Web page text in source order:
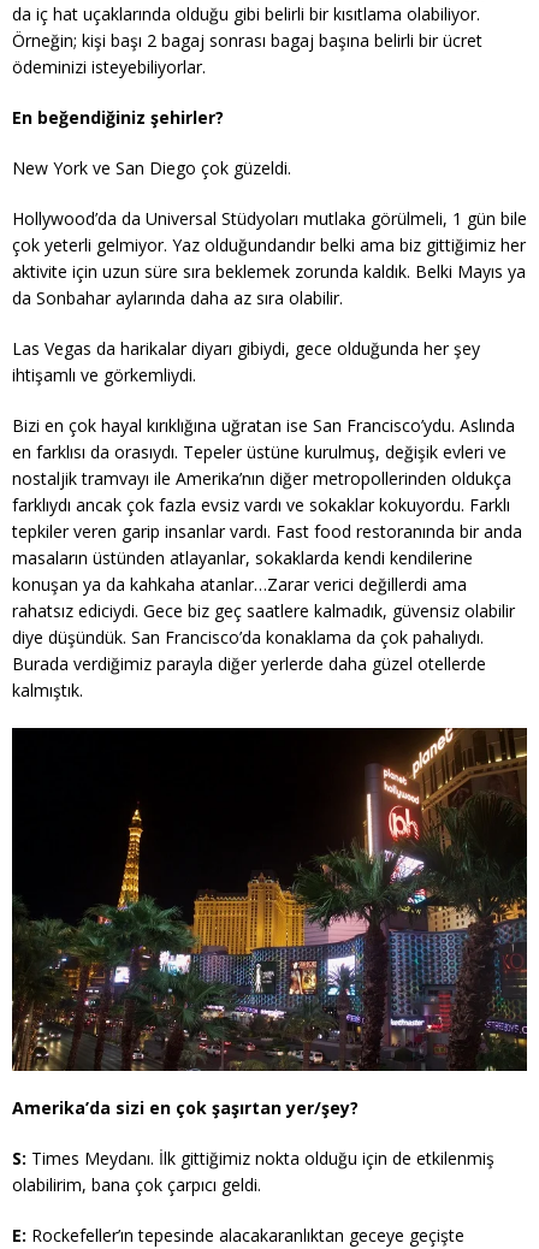
da iç hat uçaklarında olduğu gibi belirli bir kısıtlama olabiliyor.
Örneğin; kişi başı 2 bagaj sonrası bagaj başına belirli bir ücret
ödeminizi isteyebiliyorlar.
En beğendiğiniz şehirler?
New York ve San Diego çok güzeldi.
Hollywood’da da Universal Stüdyoları mutlaka görülmeli, 1 gün bile
çok yeterli gelmiyor. Yaz olduğundandır belki ama biz gittiğimiz her
aktivite için uzun süre sıra beklemek zorunda kaldık. Belki Mayıs ya
da Sonbahar aylarında daha az sıra olabilir.
Las Vegas da harikalar diyarı gibiydi, gece olduğunda her şey
ihtişamlı ve görkemliydi.
Bizi en çok hayal kırıklığına uğratan ise San Francisco’ydu. Aslında
en farklısı da orasıydı. Tepeler üstüne kurulmuş, değişik evleri ve
nostaljik tramvayı ile Amerika’nın diğer metropollerinden oldukça
farklıydı ancak çok fazla evsiz vardı ve sokaklar kokuyordu. Farklı
tepkiler veren garip insanlar vardı. Fast food restoranında bir anda
masaların üstünden atlayanlar, sokaklarda kendi kendilerine
konuşan ya da kahkaha atanlar…Zarar verici değillerdi ama
rahatsız ediciydi. Gece biz geç saatlere kalmadık, güvensiz olabilir
diye düşündük. San Francisco’da konaklama da çok pahalıydı.
Burada verdiğimiz parayla diğer yerlerde daha güzel otellerde
kalmıştık.
Amerika’da sizi en çok şaşırtan yer/şey?
S: Times Meydanı. İlk gittiğimiz nokta olduğu için de etkilenmiş
olabilirim, bana çok çarpıcı geldi.
E: Rockefeller’ın tepesinde alacakaranlıktan geceye geçişte